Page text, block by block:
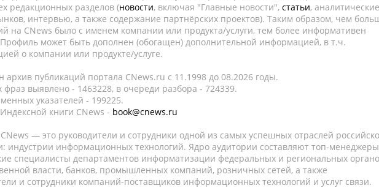
редакционных разделов (новости, включая "Главные новости", статьи, аналитические
интервью, а также содержание партнёрских проектов). Таким образом, чем
на CNews было с именем компании или продукта/услуги, тем более информативен
может быть дополнен (обогащен) дополнительной информацией, в т.ч.
о компании или продукте/услуге.
архив публикаций портала CNews.ru c 11.1998 до 08.2026 годы.
выявлено - 1463228, в очереди разбора - 724339.
указателей - 199225.
книги CNews - book@cnews.ru
— это руководители и сотрудники одной из самых успешных отраслей
индустрии информационных технологий. Ядро аудитории составляют топ-
специалисты департаментов информатизации федеральных и региональных
власти, банков, промышленных компаний, розничных сетей, а также
и сотрудники компаний-поставщиков информационных технологий и услуг связи.